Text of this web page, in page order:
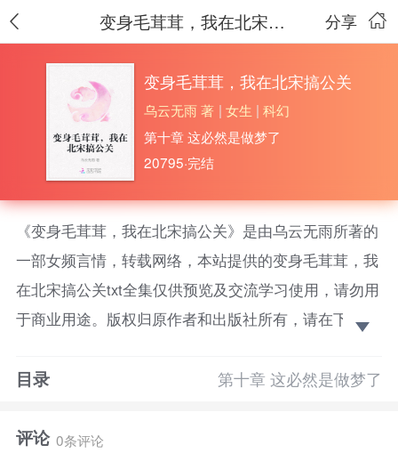
分享
变身毛茸茸，我在北宋搞公关
变身毛茸茸，我在北宋搞公关
乌云无雨 著 | 女生 | 科幻
第十章 这必然是做梦了
20795·完结
《变身毛茸茸，我在北宋搞公关》是由乌云无雨所著的
一部女频言情，转载网络，本站提供的变身毛茸茸，我
在北宋搞公关txt全集仅供预览及交流学习使用，请勿用
于商业用途。版权归原作者和出版社所有，请在下载后
给小明星做危机公关的柳云清穿越了，成了北宋的一
道她悲催的又变成了人，还是人人口中的天煞孤
目录 第十章 这必然是做梦了
评论 0条评论